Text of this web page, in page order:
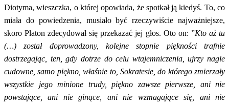
Diotyma, wieszczka, o której opowiada, że spotkał ją kiedyś. To, co
miała do powiedzenia, musiało być rzeczywiście najważniejsze,
skoro Platon zdecydował się przekazać jej głos. Oto on: ”Kto aż tu
(…) został doprowadzony, kolejne stopnie piękności trafnie
dostrzegając, ten, gdy dotrze do celu wtajemniczenia, ujrzy nagle
cudowne, samo piękno, właśnie to, Sokratesie, do którego zmierzały
wszystkie jego minione trudy, piękno zawsze pierwsze, ani nie
powstające, ani nie ginące, ani nie wzmagające się, ani nie